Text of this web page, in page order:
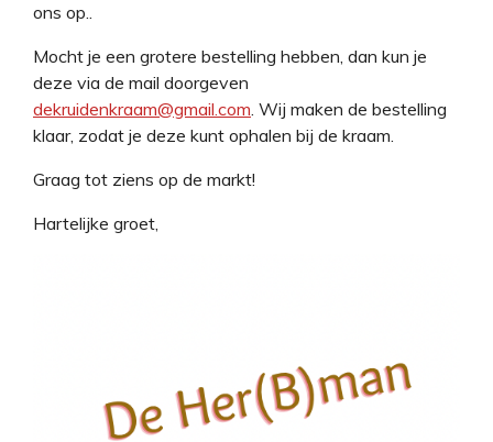
ons op..
Mocht je een grotere bestelling hebben, dan kun je
deze via de mail doorgeven
dekruidenkraam@gmail.com. Wij maken de bestelling
klaar, zodat je deze kunt ophalen bij de kraam.
Graag tot ziens op de markt!
Hartelijke groet,